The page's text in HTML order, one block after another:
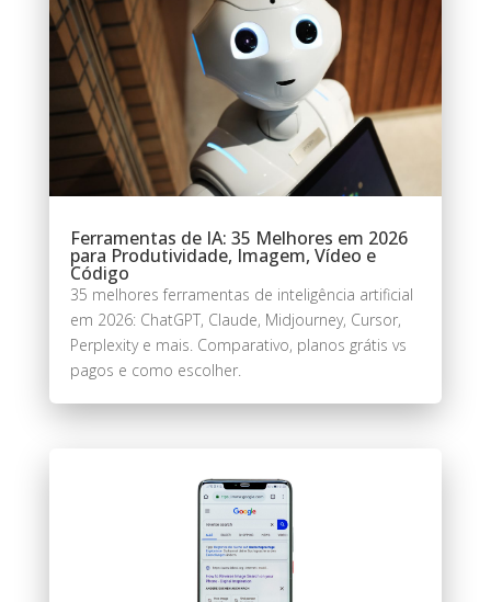
Ferramentas de IA: 35 Melhores em 2026
para Produtividade, Imagem, Vídeo e
Código
35 melhores ferramentas de inteligência artificial
em 2026: ChatGPT, Claude, Midjourney, Cursor,
Perplexity e mais. Comparativo, planos grátis vs
pagos e como escolher.